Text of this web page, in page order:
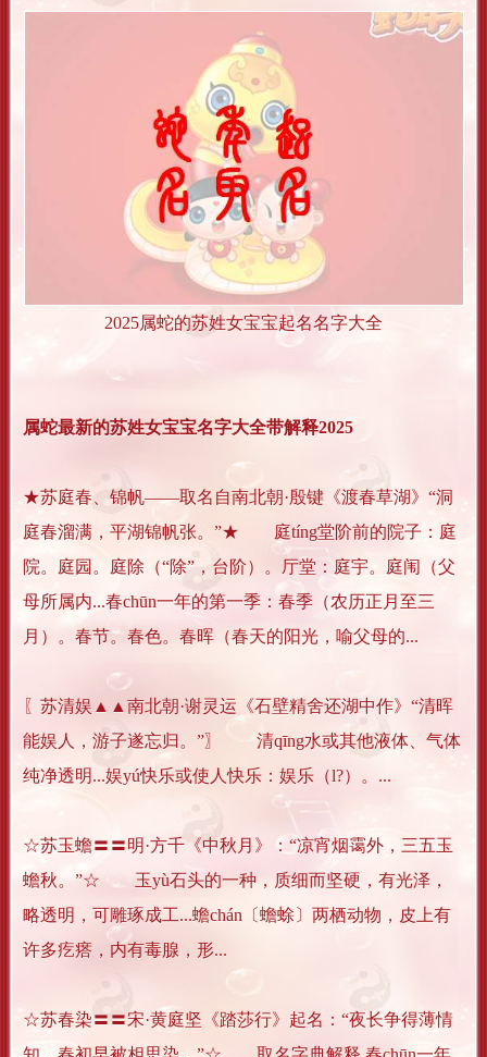
2025属蛇的苏姓女宝宝起名名字大全
属蛇最新的苏姓女宝宝名字大全带解释2025
★苏庭春、锦帆——取名自南北朝·殷键《渡春草湖》“洞
庭春溜满，平湖锦帆张。”★ 庭tíng堂阶前的院子：庭
院。庭园。庭除（“除”，台阶）。厅堂：庭宇。庭闱（父
母所属内...春chūn一年的第一季：春季（农历正月至三
月）。春节。春色。春晖（春天的阳光，喻父母的...
〖苏清娱▲▲南北朝·谢灵运《石壁精舍还湖中作》“清晖
能娱人，游子遂忘归。”〗 清qīng水或其他液体、气体
纯净透明...娱yú快乐或使人快乐：娱乐（l?）。...
☆苏玉蟾〓〓明·方千《中秋月》：“凉宵烟霭外，三五玉
蟾秋。”☆ 玉yù石头的一种，质细而坚硬，有光泽，
略透明，可雕琢成工...蟾chán〔蟾蜍〕两栖动物，皮上有
许多疙瘩，内有毒腺，形...
☆苏春染〓〓宋·黄庭坚《踏莎行》起名：“夜长争得薄情